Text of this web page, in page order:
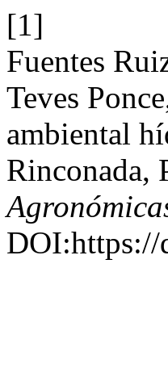
[1]
Fuentes
Teves
ambiental
Rinconada,
DOI:https://